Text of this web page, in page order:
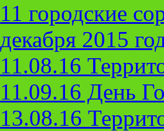
11 городские
декабря 2015
11.08.16
11.09.16 День
13.08.16